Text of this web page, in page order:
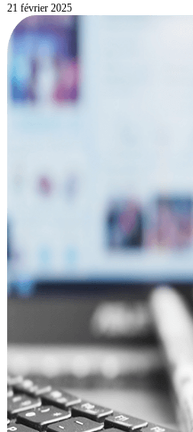
21 février 2025